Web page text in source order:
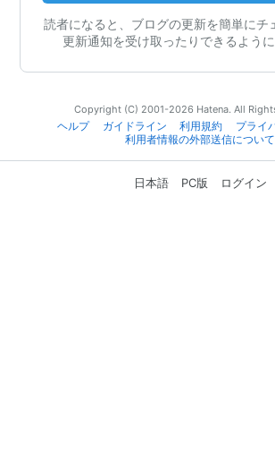
読者になると、ブログの更新を簡単にチ
更新通知を受け取ったりできるように
Copyright (C) 2001-2026 Hatena. All
ヘルプ
ガイドライン 利用規約
プライ
利用者情報の外部送信について
日本語 PC版 ログイン